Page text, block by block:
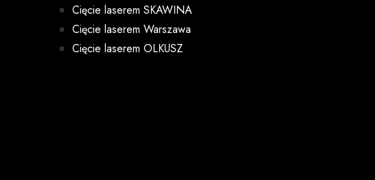
Cięcie laserem SKAWINA
Cięcie laserem Warszawa
Cięcie laserem OLKUSZ